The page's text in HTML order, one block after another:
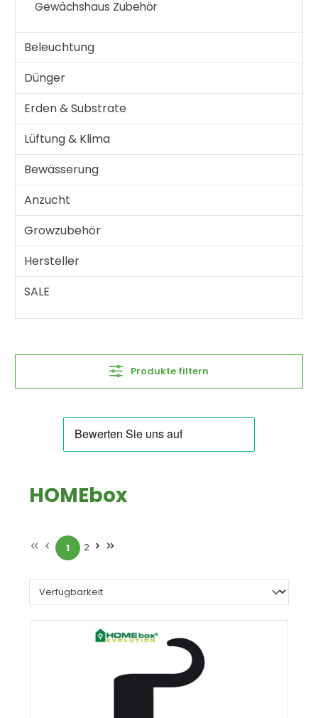
Gewächshaus Zubehör
Beleuchtung
Dünger
Erden & Substrate
Lüftung & Klima
Bewässerung
Anzucht
Growzubehör
Hersteller
SALE
Produkte filtern
HOMEbox
Seite
1 Seite
2